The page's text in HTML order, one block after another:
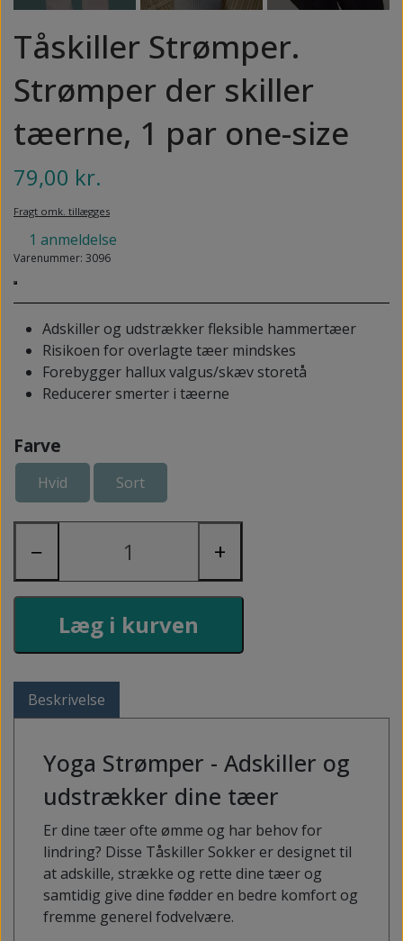
NEDSUNKEN FORFOD
OVERLAGTE TÆER
PLATFOD
PSORIASIS PÅ FØDDERNE
URO I BENENE/RESTLESS LEGS
PECLAVUS®
REFLEXWEAR
REVAMIL
Tåskiller Strømper.
Strømper der skiller
tæerne, 1 par one-size
79,00 kr.
Fragt omk. tillægges
1 anmeldelse
Varenummer: 3096
Adskiller og udstrækker fleksible hammertæer
Risikoen for overlagte tæer mindskes
Forebygger hallux valgus/skæv storetå
Reducerer smerter i tæerne
Farve
Hvid Sort
− +
Læg i kurven
Beskrivelse
Yoga Strømper - Adskiller og
udstrækker dine tæer
Er dine tæer ofte ømme og har behov for
lindring? Disse Tåskiller Sokker er designet til
at adskille, strække og rette dine tæer og
samtidig give dine fødder en bedre komfort og
fremme generel fodvelvære.